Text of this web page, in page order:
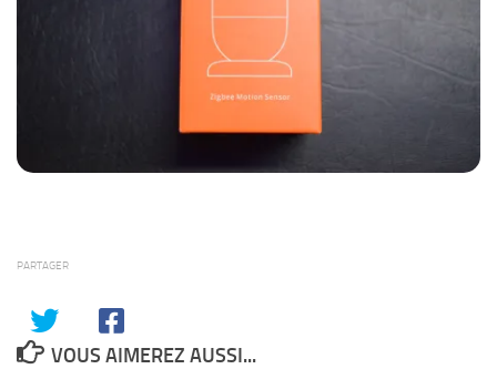
PARTAGER
VOUS AIMEREZ AUSSI...